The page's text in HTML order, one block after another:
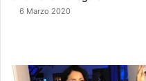
6 Marzo 2020